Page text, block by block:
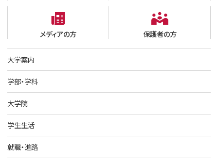
メディアの方 保護者の方
大学案内
学部・学科
大学院
学生生活
就職・進路